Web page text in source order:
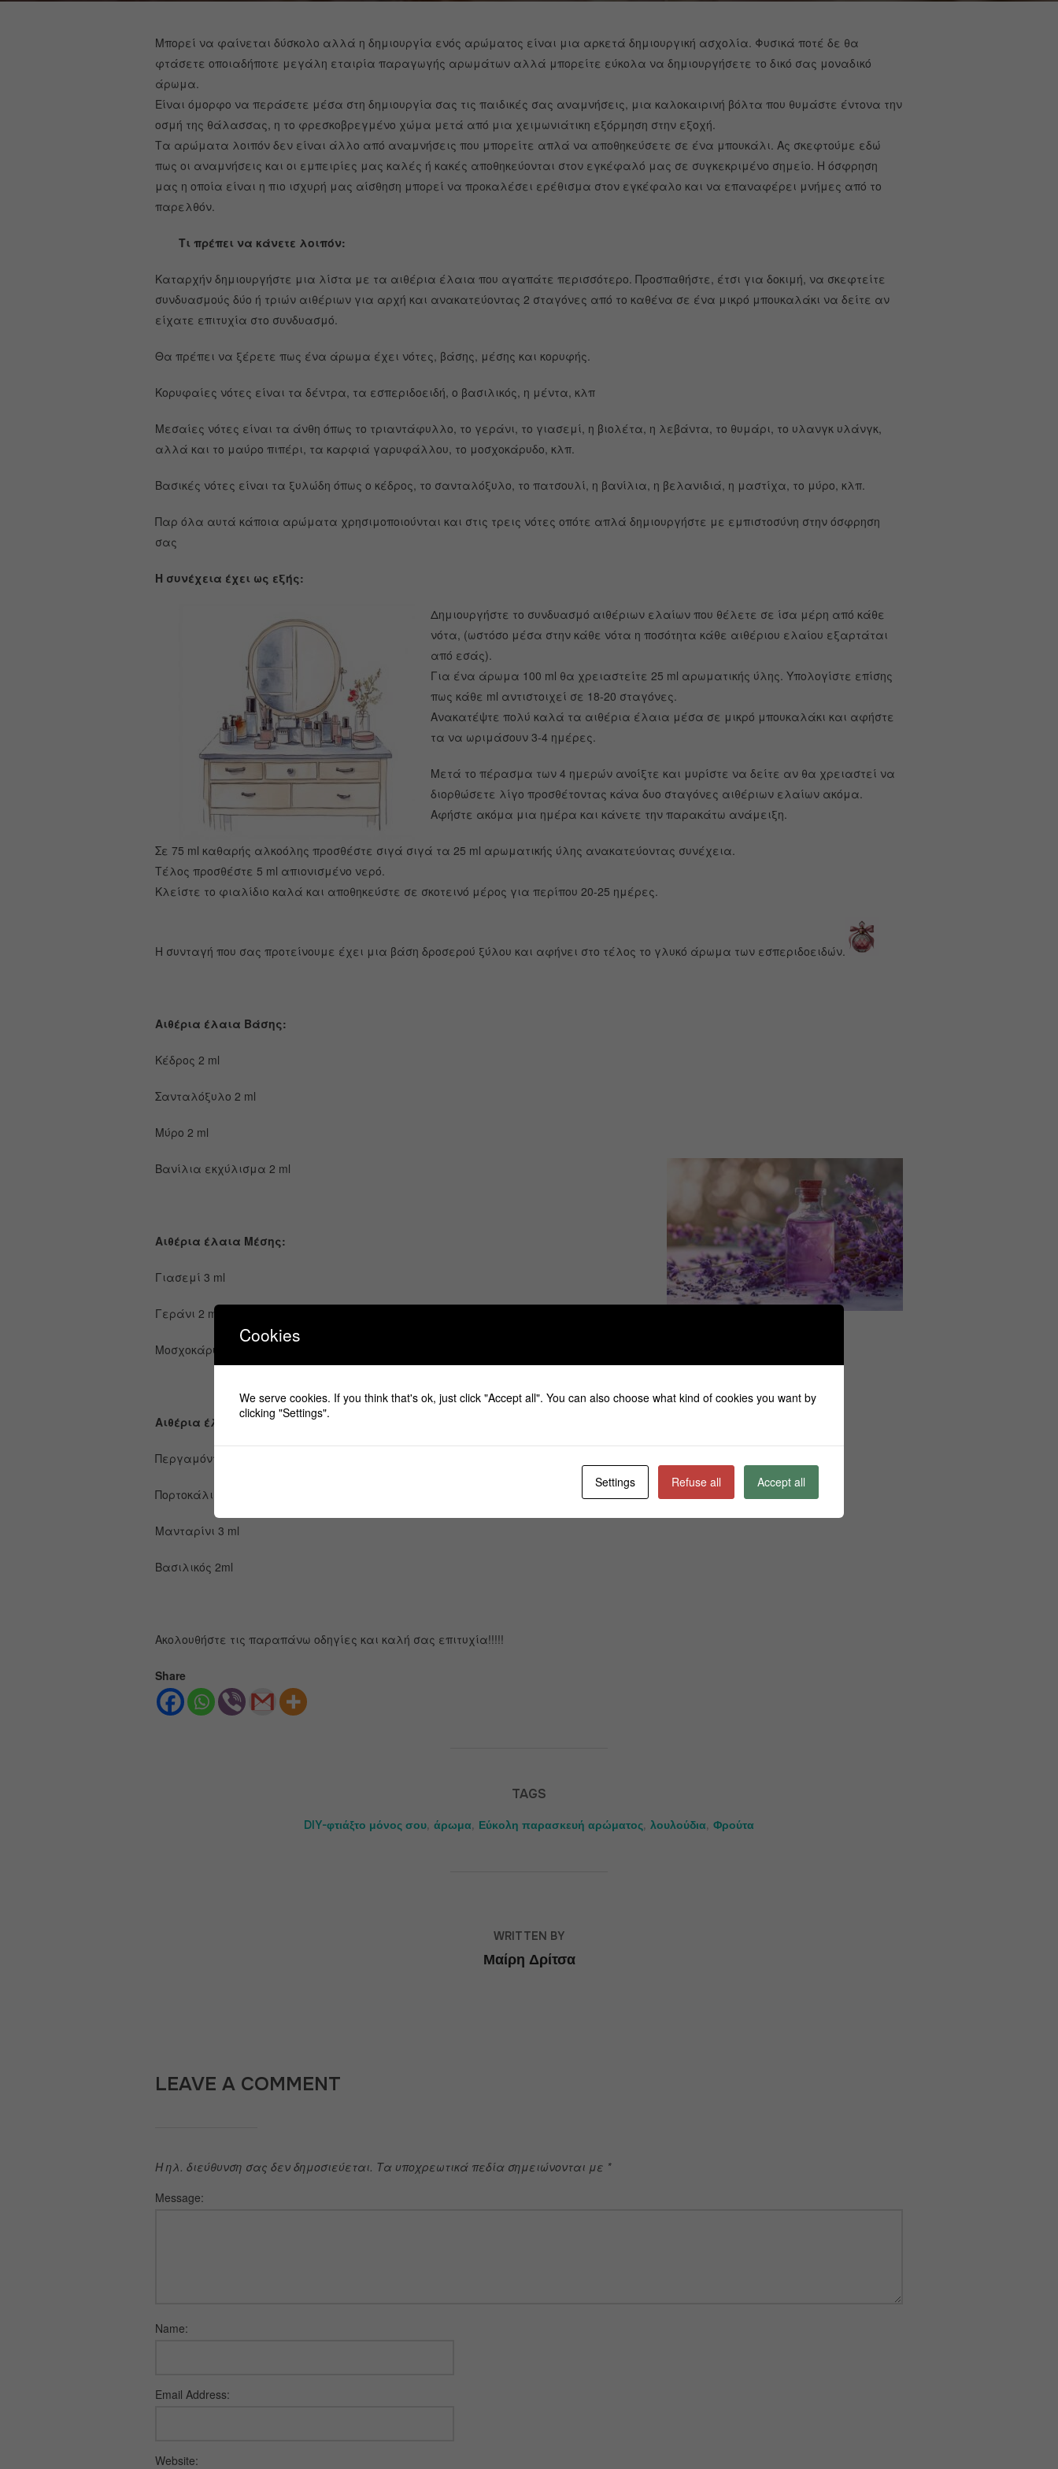
Μπορεί να φαίνεται δύσκολο αλλά η δημιουργία ενός αρώματος είναι μια αρκετά δημιουργική ασχολία. Φυσικά ποτέ δε θα
φτάσετε οποιαδήποτε μεγάλη εταιρία παραγωγής αρωμάτων αλλά μπορείτε εύκολα να δημιουργήσετε το δικό σας μοναδικό
άρωμα.
Είναι όμορφο να περάσετε μέσα στη δημιουργία σας τις παιδικές σας αναμνήσεις, μια καλοκαιρινή βόλτα που θυμάστε έντονα την
οσμή της θάλασσας, η το φρεσκοβρεγμένο χώμα μετά από μια χειμωνιάτικη εξόρμηση στην εξοχή.
Τα αρώματα λοιπόν δεν είναι άλλο από αναμνήσεις που μπορείτε απλά να αποθηκεύσετε σε ένα μπουκάλι. Ας σκεφτούμε εδώ
πως οι αναμνήσεις και οι εμπειρίες μας καλές ή κακές αποθηκεύονται στον εγκέφαλό μας σε συγκεκριμένο σημείο. Η όσφρηση
μας η οποία είναι η πιο ισχυρή μας αίσθηση μπορεί να προκαλέσει ερέθισμα στον εγκέφαλο και να επαναφέρει μνήμες από το
παρελθόν.
Τι πρέπει να κάνετε λοιπόν:
Καταρχήν δημιουργήστε μια λίστα με τα αιθέρια έλαια που αγαπάτε περισσότερο. Προσπαθήστε, έτσι για δοκιμή, να σκεφτείτε
συνδυασμούς δύο ή τριών αιθέριων για αρχή και ανακατεύοντας 2 σταγόνες από το καθένα σε ένα μικρό μπουκαλάκι να δείτε αν
είχατε επιτυχία στο συνδυασμό.
Θα πρέπει να ξέρετε πως ένα άρωμα έχει νότες, βάσης, μέσης και κορυφής.
Κορυφαίες νότες είναι τα δέντρα, τα εσπεριδοειδή, ο βασιλικός, η μέντα, κλπ
Μεσαίες νότες είναι τα άνθη όπως το τριαντάφυλλο, το γεράνι, το γιασεμί, η βιολέτα, η λεβάντα, το θυμάρι, το υλανγκ υλάνγκ,
αλλά και το μαύρο πιπέρι, τα καρφιά γαρυφάλλου, το μοσχοκάρυδο, κλπ.
Βασικές νότες είναι τα ξυλώδη όπως ο κέδρος, το σανταλόξυλο, το πατσουλί, η βανίλια, η βελανιδιά, η μαστίχα, το μύρο, κλπ.
Παρ όλα αυτά κάποια αρώματα χρησιμοποιούνται και στις τρεις νότες οπότε απλά δημιουργήστε με εμπιστοσύνη στην όσφρηση
σας
Η συνέχεια έχει ως εξής:
Δημιουργήστε το συνδυασμό αιθέριων ελαίων που θέλετε σε ίσα μέρη από κάθε
νότα, (ωστόσο μέσα στην κάθε νότα η ποσότητα κάθε αιθέριου ελαίου εξαρτάται
από εσάς).
Για ένα άρωμα 100 ml θα χρειαστείτε 25 ml αρωματικής ύλης. Υπολογίστε επίσης
πως κάθε ml αντιστοιχεί σε 18-20 σταγόνες.
Ανακατέψτε πολύ καλά τα αιθέρια έλαια μέσα σε μικρό μπουκαλάκι και αφήστε
τα να ωριμάσουν 3-4 ημέρες.
Μετά το πέρασμα των 4 ημερών ανοίξτε και μυρίστε να δείτε αν θα χρειαστεί να
διορθώσετε λίγο προσθέτοντας κάνα δυο σταγόνες αιθέριων ελαίων ακόμα.
Αφήστε ακόμα μια ημέρα και κάνετε την παρακάτω ανάμειξη.
Σε 75 ml καθαρής αλκοόλης προσθέστε σιγά σιγά τα 25 ml αρωματικής ύλης ανακατεύοντας συνέχεια.
Τέλος προσθέστε 5 ml απιονισμένο νερό.
Κλείστε το φιαλίδιο καλά και αποθηκεύστε σε σκοτεινό μέρος για περίπου 20-25 ημέρες.
Η συνταγή που σας προτείνουμε έχει μια βάση δροσερού ξύλου και αφήνει στο τέλος το γλυκό άρωμα των εσπεριδοειδών.
Αιθέρια έλαια Βάσης:
Κέδρος 2 ml
Σανταλόξυλο 2 ml
Μύρο 2 ml
Βανίλια εκχύλισμα 2 ml
Αιθέρια έλαια Μέσης:
Γιασεμί 3 ml
Γεράνι 2 ml
Μοσχοκάρυδο 3 ml
Αιθέρια έλαια Κορυφής:
Περγαμόντο 3 ml
Πορτοκάλι 1 ml
Μανταρίνι 3 ml
Βασιλικός 2ml
Ακολουθήστε τις παραπάνω οδηγίες και καλή σας επιτυχία!!!!!
Share
TAGS
DIY-φτιάξτο μόνος σου, άρωμα, Εύκολη παρασκευή αρώματος, λουλούδια, Φρούτα
WRITTEN BY
Μαίρη Δρίτσα
LEAVE A COMMENT
Η ηλ. διεύθυνση σας δεν δημοσιεύεται. Τα υποχρεωτικά πεδία σημειώνονται με *
Message:
Name:
Email Address:
Website:
Cookies
We serve cookies. If you think that's ok, just click "Accept all". You can also choose what kind of cookies you want by
clicking "Settings".
Settings Refuse all Accept all